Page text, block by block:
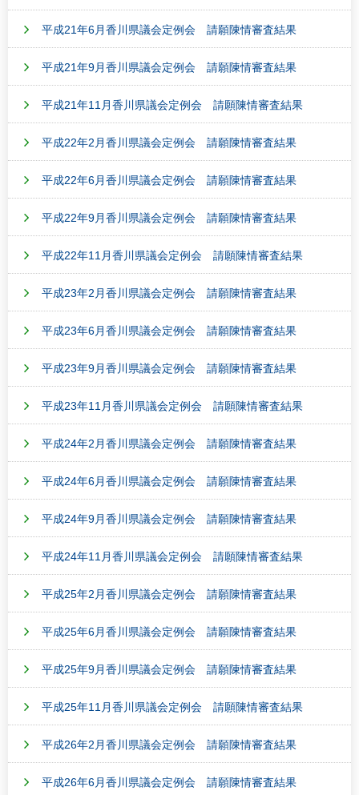
平成21年6月香川県議会定例会 請願陳情審査結果
平成21年9月香川県議会定例会 請願陳情審査結果
平成21年11月香川県議会定例会 請願陳情審査結果
平成22年2月香川県議会定例会 請願陳情審査結果
平成22年6月香川県議会定例会 請願陳情審査結果
平成22年9月香川県議会定例会 請願陳情審査結果
平成22年11月香川県議会定例会 請願陳情審査結果
平成23年2月香川県議会定例会 請願陳情審査結果
平成23年6月香川県議会定例会 請願陳情審査結果
平成23年9月香川県議会定例会 請願陳情審査結果
平成23年11月香川県議会定例会 請願陳情審査結果
平成24年2月香川県議会定例会 請願陳情審査結果
平成24年6月香川県議会定例会 請願陳情審査結果
平成24年9月香川県議会定例会 請願陳情審査結果
平成24年11月香川県議会定例会 請願陳情審査結果
平成25年2月香川県議会定例会 請願陳情審査結果
平成25年6月香川県議会定例会 請願陳情審査結果
平成25年9月香川県議会定例会 請願陳情審査結果
平成25年11月香川県議会定例会 請願陳情審査結果
平成26年2月香川県議会定例会 請願陳情審査結果
平成26年6月香川県議会定例会 請願陳情審査結果